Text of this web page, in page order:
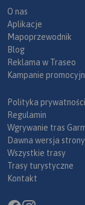
O nas
Aplikacje
Mapoprzewodnik
Blog
Reklama w Traseo
Kampanie
Polityka prywatności
Regulamin
Wgrywanie tras
Dawna wersja strony
Wszystkie trasy
Trasy turystyczne
Kontakt